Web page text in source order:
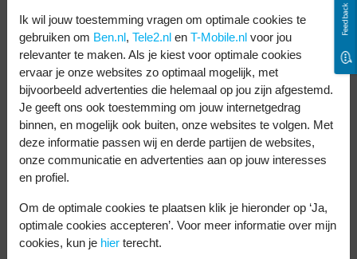
Goede camera’s
De camera’s van iPhone telefoons
zijn
goed. Dat komt door de uitstekende
software in de telefoon. Je moet dan ook
niet de specificaties één-op-één vergelijken
met die van een Android telefoon. De
iPhone 14 en iPhone 13 hebben beide de
hoofdcamera. Daarmee maak je enorm
scherpe en kleurrijke foto’s. Ook in het
Feedback
Ik wil jouw toestemming vragen om optimale cookies te
gebruiken om Ben.nl, Tele2.nl en T-Mobile.nl voor jou
relevanter te maken. Als je kiest voor optimale cookies
ervaar je onze websites zo optimaal mogelijk, met
bijvoorbeeld advertenties die helemaal op jou zijn afgestemd.
Je geeft ons ook toestemming om jouw internetgedrag
binnen, en mogelijk ook buiten, onze websites te volgen. Met
deze informatie passen wij en derde partijen de websites,
onze communicatie en advertenties aan op jouw interesses
en profiel.
Om de optimale cookies te plaatsen klik je hieronder op ‘Ja,
optimale cookies accepteren’. Voor meer informatie over mijn
cookies, kun je hier terecht.